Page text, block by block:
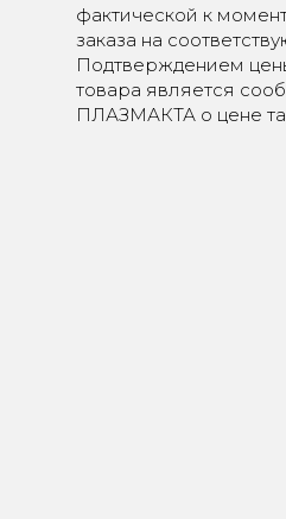
фактической к
заказа на
Подтверждением
товара является
ПЛАЗМАКТА о цене